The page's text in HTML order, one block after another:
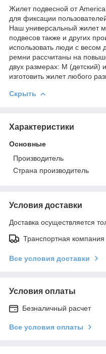
Жилет подвесной от
для фиксации
Наш универсальный жилет
подвесов также и других
использовать люди с весом
ремни рассчитаны на
двух размерах: М (детский)
изготовить жилет любого
Скрыть
Характеристики
Основные
Производитель
Страна производитель
Условия доставки
Доставка осуществляется
Транспортная компания
Все условия доставки
Условия оплаты
Безналичный расчет
Все условия оплаты